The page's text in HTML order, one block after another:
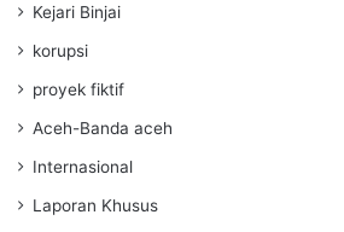
Kejari Binjai
korupsi
proyek fiktif
Aceh-Banda aceh
Internasional
Laporan Khusus